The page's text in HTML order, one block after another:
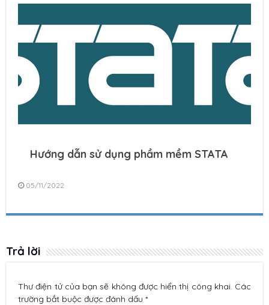
Hướng dẫn sử dụng phầm mềm STATA
05/11/2022
Trả lời
Thư điện tử của bạn sẽ không được hiển thị công khai. Các
trường bắt buộc được đánh dấu *